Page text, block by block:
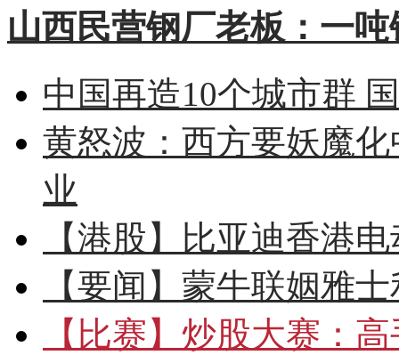
山西民营钢厂老板：一
中国再造10个城市群
黄怒波：西方要妖魔
业
【港股】
比亚迪香港
【要闻】 蒙牛联姻雅
【比赛】 炒股大赛：高